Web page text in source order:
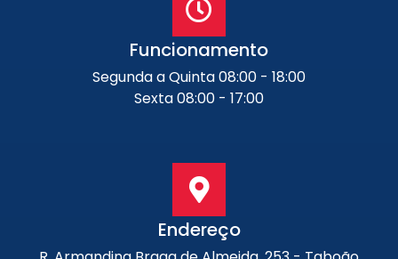
Funcionamento
Segunda a Quinta 08:00 - 18:00
Sexta 08:00 - 17:00
Endereço